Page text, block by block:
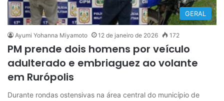
GERAL
Ayumi Yohanna Miyamoto 12 de janeiro de 2026 172
PM prende dois homens por veículo
adulterado e embriaguez ao volante
em Rurópolis
Durante rondas ostensivas na área central do município de